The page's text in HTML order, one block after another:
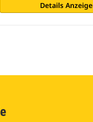
Details